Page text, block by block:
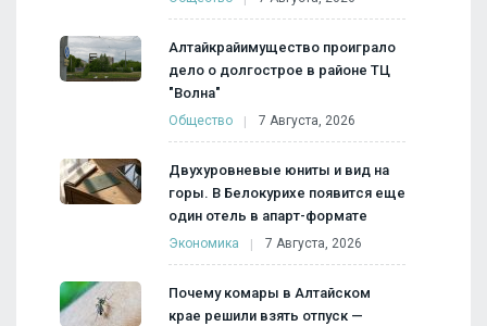
Алтайкрайимущество проиграло
дело о долгострое в районе ТЦ
"Волна"
Общество 7 Августа, 2026
Двухуровневые юниты и вид на
горы. В Белокурихе появится еще
один отель в апарт-формате
Экономика 7 Августа, 2026
Почему комары в Алтайском
крае решили взять отпуск —